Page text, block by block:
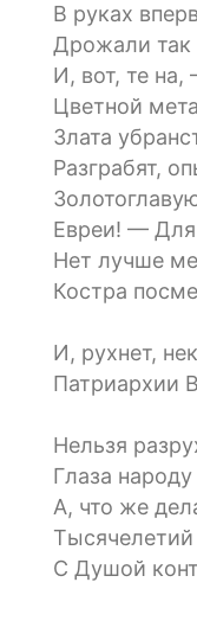
В руках
Дрожали
И, вот, те
Цветной
Злата
Разграбят,
Евреи! — Для
Нет лучше
Костра
И, рухнет,
Патриархии
Нельзя
Глаза
А, что же
С Душой